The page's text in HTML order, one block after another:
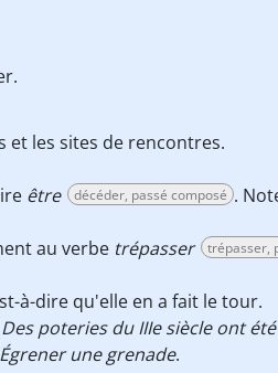
et les sites de rencontres.
être décéder, passé composé .
au verbe trépasser trépasser,
à-dire qu'elle en a fait le tour.
Des poteries du IIIe siècle ont
Égrener une grenade.